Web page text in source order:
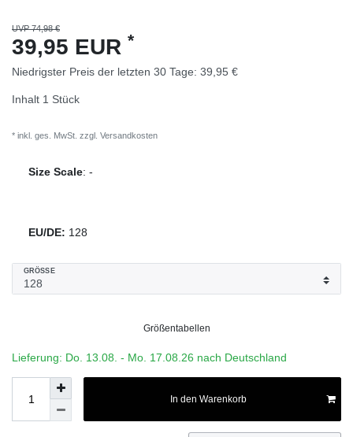
UVP 74,98 €
39,95 EUR *
Niedrigster Preis der letzten 30 Tage: 39,95 €
Inhalt 1 Stück
* inkl. ges. MwSt. zzgl. Versandkosten
Size Scale: -
EU/DE: 128
GRÖSSE
Größentabellen
Lieferung: Do. 13.08. - Mo. 17.08.26 nach Deutschland
In den Warenkorb